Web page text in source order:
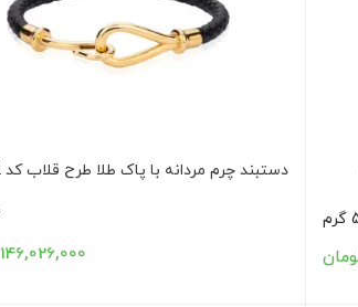
دستبند چرم مردانه با پاک طلا طرح قلاب کد MB172
146,026,000 تومان